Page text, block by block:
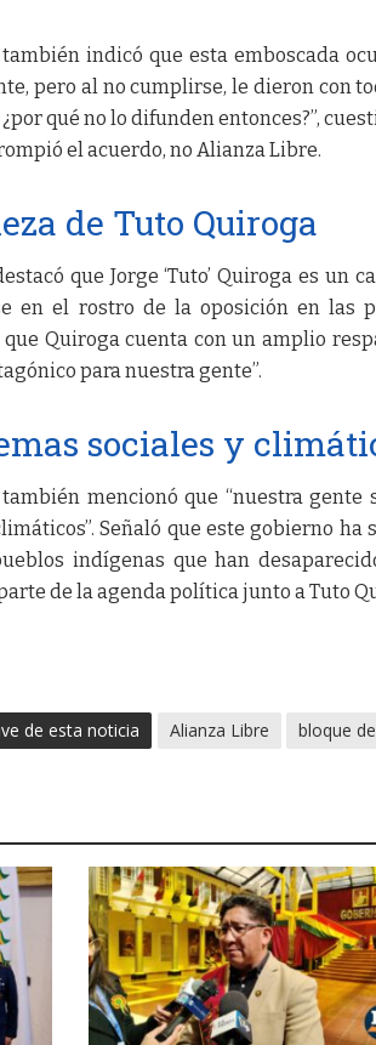
también indicó que esta emboscada
pero al no cumplirse, le dieron con
qué no lo difunden entonces?”,
el acuerdo, no Alianza Libre.
de Tuto Quiroga
que Jorge ‘Tuto’ Quiroga es
en el rostro de la oposición en las
Quiroga cuenta con un amplio
para nuestra gente”.
sociales y
también mencionó que “nuestra
Señaló que este gobierno
indígenas que han
de la agenda política junto a Tuto
de esta noticia Alianza Libre bloque